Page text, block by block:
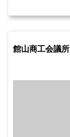
館山商工会議所